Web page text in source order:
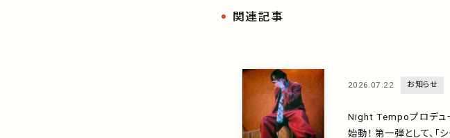
関連記事
2026.07.22 お知らせ
Night Tempoプロデュ
始動！ 第一弾として、「